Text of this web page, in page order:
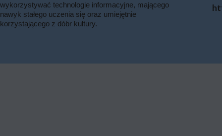
wykorzystywać technologie informacyjne, mającego
nawyk stałego uczenia się oraz umiejętnie
korzystającego z dóbr kultury.